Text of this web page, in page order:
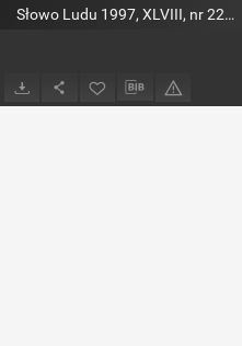
Słowo Ludu 1997, XLVIII, nr 224 (wydanie AB)